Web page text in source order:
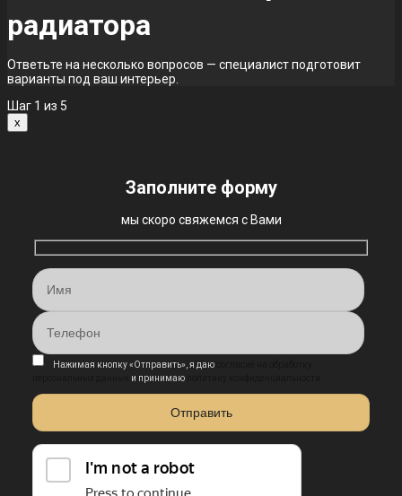
радиатора
Ответьте на несколько вопросов — специалист подготовит
варианты под ваш интерьер.
Шаг 1 из 5
x
Заполните форму
мы скоро свяжемся с Вами
Нажимая кнопку «Отправить», я даю
и принимаю